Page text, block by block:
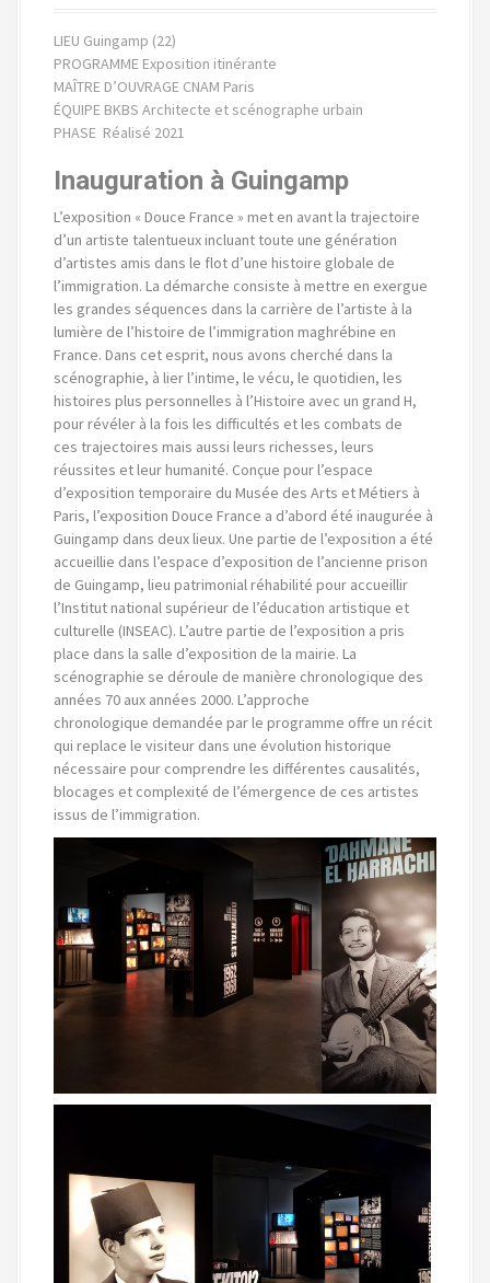
LIEU Guingamp (22)
PROGRAMME Exposition itinérante
MAÎTRE D’OUVRAGE CNAM Paris
ÉQUIPE BKBS Architecte et scénographe urbain
PHASE Réalisé 2021
Inauguration à Guingamp
L’exposition « Douce France » met en avant la trajectoire
d’un artiste talentueux incluant toute une génération
d’artistes amis dans le flot d’une histoire globale de
l’immigration. La démarche consiste à mettre en exergue
les grandes séquences dans la carrière de l’artiste à la
lumière de l’histoire de l’immigration maghrébine en
France. Dans cet esprit, nous avons cherché dans la
scénographie, à lier l’intime, le vécu, le quotidien, les
histoires plus personnelles à l’Histoire avec un grand H,
pour révéler à la fois les difficultés et les combats de
ces trajectoires mais aussi leurs richesses, leurs
réussites et leur humanité. Conçue pour l’espace
d’exposition temporaire du Musée des Arts et Métiers à
Paris, l’exposition Douce France a d’abord été inaugurée à
Guingamp dans deux lieux. Une partie de l’exposition a été
accueillie dans l’espace d’exposition de l’ancienne prison
de Guingamp, lieu patrimonial réhabilité pour accueillir
l’Institut national supérieur de l’éducation artistique et
culturelle (INSEAC). L’autre partie de l’exposition a pris
place dans la salle d’exposition de la mairie. La
scénographie se déroule de manière chronologique des
années 70 aux années 2000. L’approche
chronologique demandée par le programme offre un récit
qui replace le visiteur dans une évolution historique
nécessaire pour comprendre les différentes causalités,
blocages et complexité de l’émergence de ces artistes
issus de l’immigration.